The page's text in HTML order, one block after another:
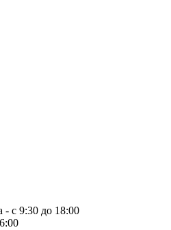
- с 9:30 до 18:00